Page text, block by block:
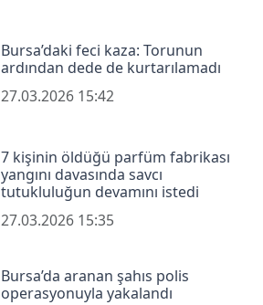
Bursa’daki feci kaza: Torunun
ardından dede de kurtarılamadı
27.03.2026 15:42
7 kişinin öldüğü parfüm fabrikası
yangını davasında savcı
tutukluluğun devamını istedi
27.03.2026 15:35
Bursa’da aranan şahıs polis
operasyonuyla yakalandı